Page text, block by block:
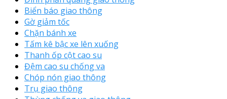
Biển báo giao thông
Gờ giảm tốc
Chặn bánh xe
Tấm kê bậc xe lên xuống
Thanh ốp cột cao su
Đệm cao su chống va
Chóp nón giao thông
Trụ giao thông